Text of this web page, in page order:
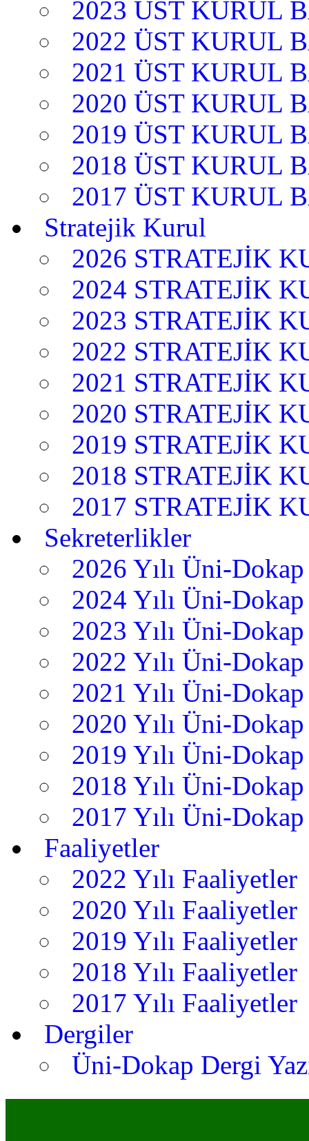
2023 ÜST KURUL
2022 ÜST KURUL
2021 ÜST KURUL
2020 ÜST KURUL
2019 ÜST KURUL
2018 ÜST KURUL
2017 ÜST KURUL
Stratejik Kurul
2026 STRATEJİK
2024 STRATEJİK
2023 STRATEJİK
2022 STRATEJİK
2021 STRATEJİK
2020 STRATEJİK
2019 STRATEJİK
2018 STRATEJİK
2017 STRATEJİK
Sekreterlikler
2026 Yılı Üni-
2024 Yılı Üni-
2023 Yılı Üni-
2022 Yılı Üni-
2021 Yılı Üni-
2020 Yılı Üni-
2019 Yılı Üni-
2018 Yılı Üni-
2017 Yılı Üni-
Faaliyetler
2022 Yılı Faaliyetler
2020 Yılı Faaliyetler
2019 Yılı Faaliyetler
2018 Yılı Faaliyetler
2017 Yılı Faaliyetler
Dergiler
Üni-Dokap Dergi